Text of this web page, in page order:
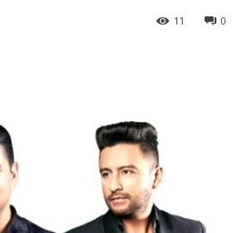
0
11